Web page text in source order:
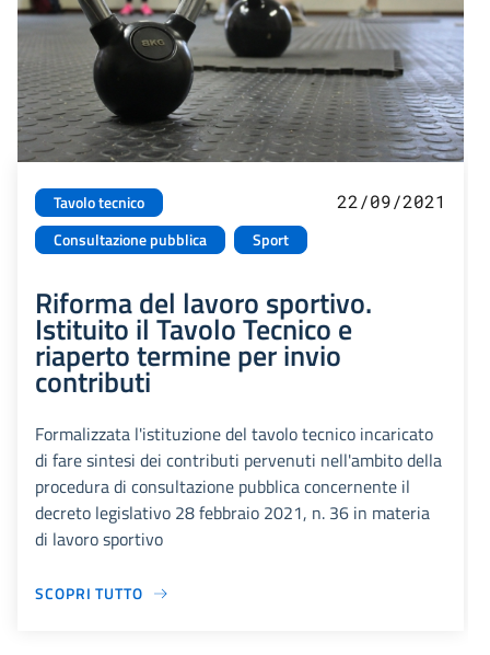
Tavolo tecnico
Consultazione pubblica
Sport
22/09/2021
Riforma del lavoro sportivo.
Istituito il Tavolo Tecnico e
riaperto termine per invio
contributi
Formalizzata l'istituzione del tavolo tecnico incaricato
di fare sintesi dei contributi pervenuti nell'ambito della
procedura di consultazione pubblica concernente il
decreto legislativo 28 febbraio 2021, n. 36 in materia
di lavoro sportivo
SCOPRI TUTTO